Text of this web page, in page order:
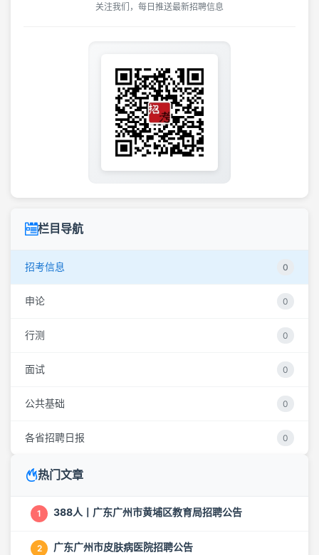
关注我们，每日推送最新招聘信息
栏目导航
招考信息 0
申论 0
行测 0
面试 0
公共基础 0
各省招聘日报 0
热门文章
1 388人丨广东广州市黄埔区教育局招聘公告
2 广东广州市皮肤病医院招聘公告